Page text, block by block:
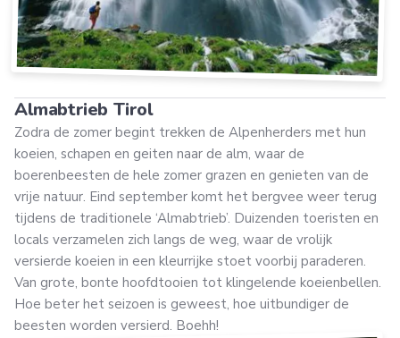
Almabtrieb Tirol
Zodra de zomer begint trekken de Alpenherders met hun
koeien, schapen en geiten naar de alm, waar de
boerenbeesten de hele zomer grazen en genieten van de
vrije natuur. Eind september komt het bergvee weer terug
tijdens de traditionele ‘Almabtrieb’. Duizenden toeristen en
locals verzamelen zich langs de weg, waar de vrolijk
versierde koeien in een kleurrijke stoet voorbij paraderen.
Van grote, bonte hoofdtooien tot klingelende koeienbellen.
Hoe beter het seizoen is geweest, hoe uitbundiger de
beesten worden versierd. Boehh!